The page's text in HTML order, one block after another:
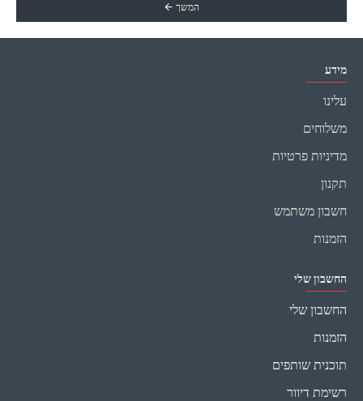
המשך
מידע
עלינו
משלוחים
מדיניות פרטיות
תקנון
חשבון משתמש
הזמנות
החשבון שלי
החשבון שלי
הזמנות
תוכנית שותפים
רשימת דיוור